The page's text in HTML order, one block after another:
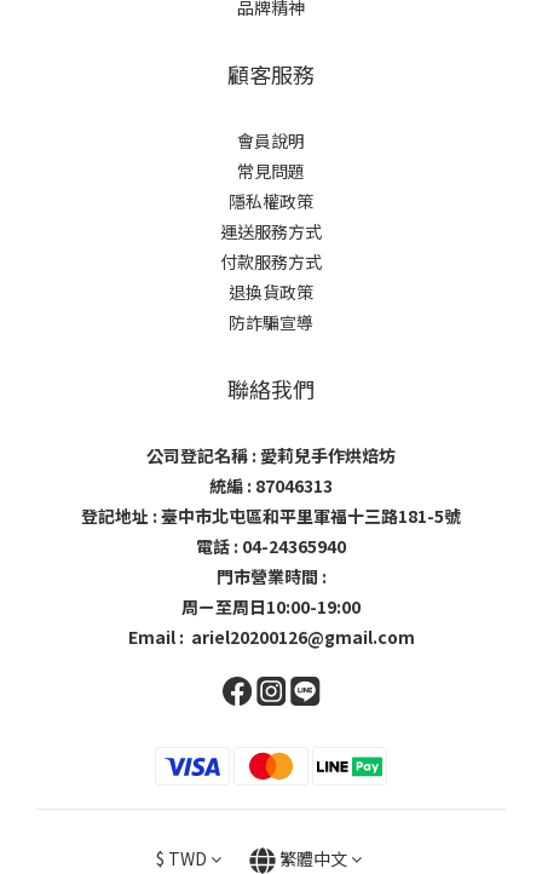
品牌精神
顧客服務
會員說明
常見問題
隱私權政策
運送服務方式
付款服務方式
退換貨政策
防詐騙宣導
聯絡我們
公司登記名稱 : 愛莉兒手作烘焙坊
統編 : 87046313
登記地址 : 臺中市北屯區和平里軍福十三路181-5號
電話 : 04-24365940
門市營業時間 :
周ㄧ至周日10:00-19:00
Email : ariel20200126@gmail.com
$ TWD 繁體中文